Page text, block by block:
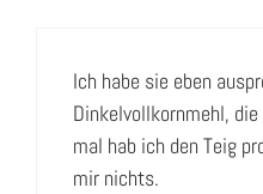
Ich habe sie eben
Dinkelvollkornmehl,
mal hab ich den Teig
mir nichts.